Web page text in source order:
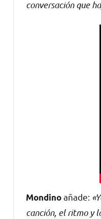
conversación que
Mondinoañade:
canción, el ritmo y